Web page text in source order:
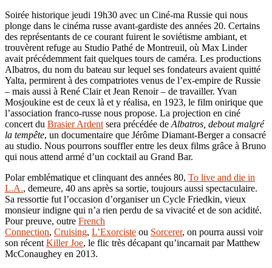
Soirée historique jeudi 19h30 avec un Ciné-ma Russie qui nous
plonge dans le cinéma russe avant-gardiste des années 20. Certains
des représentants de ce courant fuirent le soviétisme ambiant, et
trouvèrent refuge au Studio Pathé de Montreuil, où Max Linder
avait précédemment fait quelques tours de caméra. Les productions
Albatros, du nom du bateau sur lequel ses fondateurs avaient quitté
Yalta, permirent à des compatriotes venus de l’ex-empire de Russie
– mais aussi à René Clair et Jean Renoir – de travailler. Yvan
Mosjoukine est de ceux là et y réalisa, en 1923, le film onirique que
l’association franco-russe nous propose. La projection en ciné
concert du Brasier Ardent sera précédée de Albatros, debout malgré
la tempête, un documentaire que Jérôme Diamant-Berger a consacré
au studio. Nous pourrons souffler entre les deux films grâce à Bruno
qui nous attend armé d’un cocktail au Grand Bar.
Polar emblématique et clinquant des années 80, To live and die in
L.A., demeure, 40 ans après sa sortie, toujours aussi spectaculaire.
Sa ressortie fut l’occasion d’organiser un Cycle Friedkin, vieux
monsieur indigne qui n’a rien perdu de sa vivacité et de son acidité.
Pour preuve, outre French
Connection, Cruising, L’Exorciste ou Sorcerer, on pourra aussi voir
son récent Killer Joe, le flic très décapant qu’incarnait par Matthew
McConaughey en 2013.